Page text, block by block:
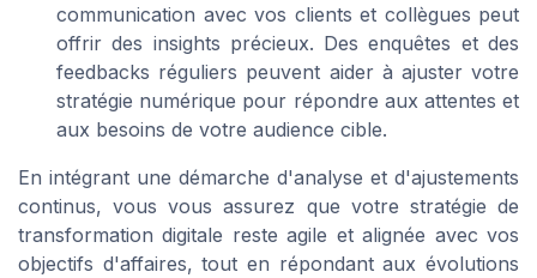
communication avec vos clients et collègues peut
offrir des insights précieux. Des enquêtes et des
feedbacks réguliers peuvent aider à ajuster votre
stratégie numérique pour répondre aux attentes et
aux besoins de votre audience cible.
En intégrant une démarche d'analyse et d'ajustements
continus, vous vous assurez que votre stratégie de
transformation digitale reste agile et alignée avec vos
objectifs d'affaires, tout en répondant aux évolutions